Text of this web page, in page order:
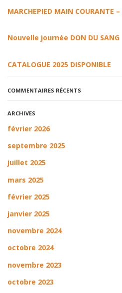
MARCHEPIED MAIN COURANTE
Nouvelle journée DON DU SANG
CATALOGUE 2025 DISPONIBLE
COMMENTAIRES RÉCENTS
ARCHIVES
février 2026
septembre 2025
juillet 2025
mars 2025
février 2025
janvier 2025
novembre 2024
octobre 2024
novembre 2023
octobre 2023